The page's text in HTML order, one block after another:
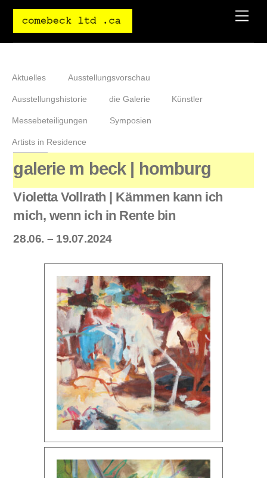
Aktuelles Ausstellungsvorschau
Ausstellungshistorie die Galerie Künstler
Messebeteiligungen Symposien
Artists in Residence
galerie m beck | homburg
Violetta Vollrath | Kämmen kann ich
mich, wenn ich in Rente bin
28.06. – 19.07.2024